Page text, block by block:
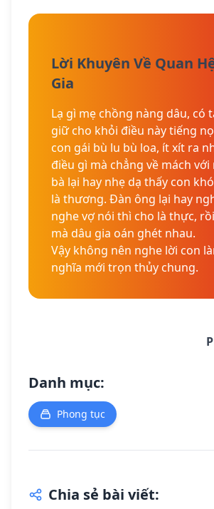
Lời Khuyên Về Quan
Gia
Lạ gì mẹ chồng nàng dâu, có
giữ cho khỏi điều này tiếng
con gái bù lu bù loa, ít xít ra
điều gì mà chẳng về mách với
bà lại hay nhẹ dạ thấy con
là thương. Đàn ông lại hay
nghe vợ nói thì cho là thực,
mà dâu gia oán ghét nhau.
Vậy không nên nghe lời con
nghĩa mới trọn thủy chung.
Danh mục:
Phong tục
Chia sẻ bài viết: